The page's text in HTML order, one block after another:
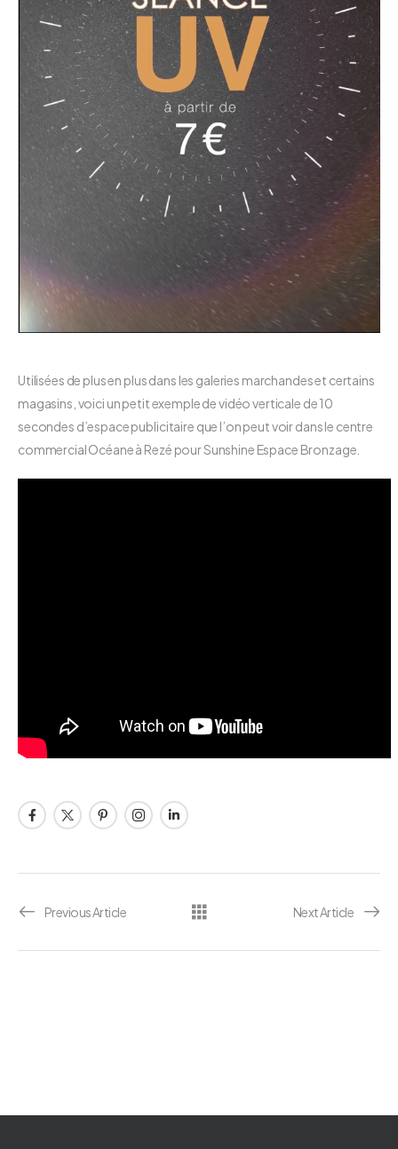
Utilisées de plus en plus dans les galeries marchandes et certains
magasins, voici un petit exemple de vidéo verticale de 10
secondes d’espace publicitaire que l’on peut voir dans le centre
commercial Océane à Rezé pour Sunshine Espace Bronzage.
Previous Article Next Article